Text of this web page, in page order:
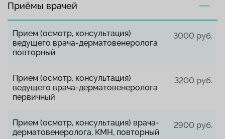
Приёмы врачей
Прием (осмотр, консультация)
ведущего врача-дерматовенеролога
повторный
3000 руб.
Прием (осмотр, консультация)
ведущего врача-дерматовенеролога
первичный
3200 руб.
Прием (осмотр, консультация) врача-
дерматовенеролога, КМН, повторный
2900 руб.